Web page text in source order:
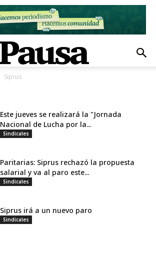
Siprus
Este jueves se realizará la "Jornada
Nacional de Lucha por la...
Sindicales
Paritarias: Siprus rechazó la propuesta
salarial y va al paro este...
Sindicales
Siprus irá a un nuevo paro
Sindicales